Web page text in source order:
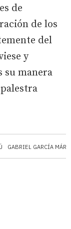
GABRIEL GARCÍA
de
de los
del
y
su manera